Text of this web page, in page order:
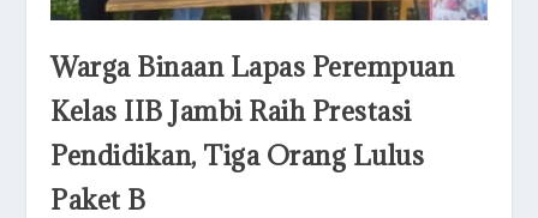
Warga Binaan Lapas Perempuan
Kelas IIB Jambi Raih Prestasi
Pendidikan, Tiga Orang Lulus
Paket B